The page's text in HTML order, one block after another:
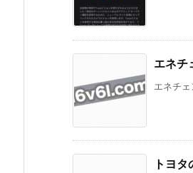
エネチ
エネチ
トヨ